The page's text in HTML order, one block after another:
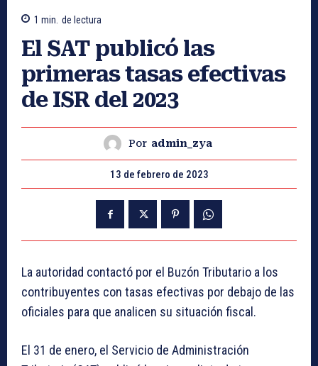
1 min. de lectura
El SAT publicó las
primeras tasas efectivas
de ISR del 2023
Por admin_zya
13 de febrero de 2023
La autoridad contactó por el Buzón Tributario a los
contribuyentes con tasas efectivas por debajo de las
oficiales para que analicen su situación fiscal.
El 31 de enero, el Servicio de Administración